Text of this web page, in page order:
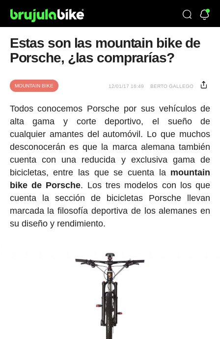
Estas son las mountain bike de
Porsche, ¿las comprarías?
MOUNTAIN BIKE 12/01/17 16:49 BERTO GALLEGO
Todos conocemos Porsche por sus vehículos de
alta gama y corte deportivo, el sueño de
cualquier amantes del automóvil. Lo que muchos
desconocerán es que la marca alemana también
cuenta con una reducida y exclusiva gama de
bicicletas, entre las que se cuenta la mountain
bike de Porsche. Los tres modelos con los que
cuenta la sección de bicicletas Porsche llevan
marcada la filosofía deportiva de los alemanes en
su diseño y rendimiento.